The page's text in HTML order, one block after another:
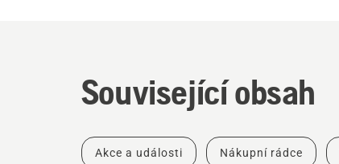
Související obsah
Akce a události Nákupní rádce